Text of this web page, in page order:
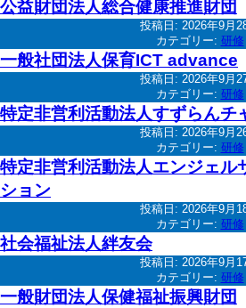
公益財団法人総合健康推進財団
投稿日: 2026年9月
カテゴリー: 研修
一般社団法人保育ICT advance
投稿日: 2026年9月
カテゴリー: 研修
特定非営利活動法人すずらんチ
投稿日: 2026年9月
カテゴリー: 研修
特定非営利活動法人エンジェル
ション
投稿日: 2026年9月
カテゴリー: 研修
社会福祉法人絆友会
投稿日: 2026年9月
カテゴリー: 研修
一般財団法人保健福祉振興財団